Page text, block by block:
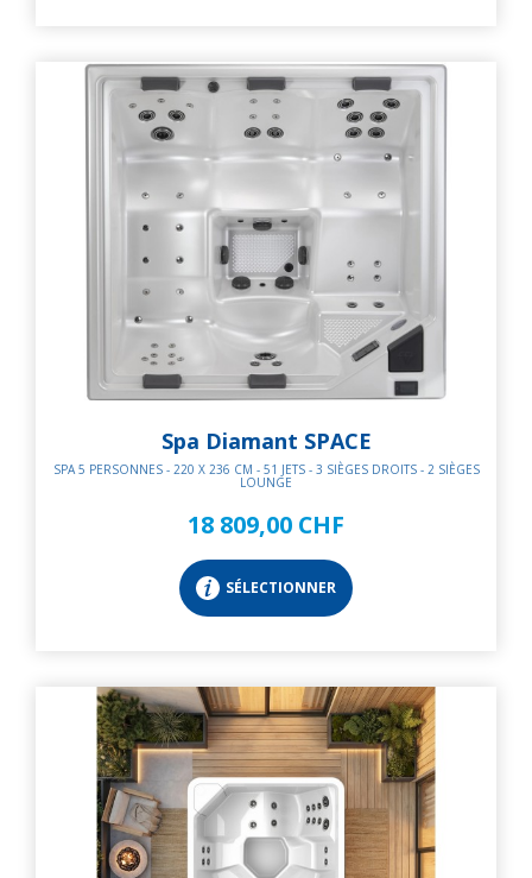
Spa Diamant SPACE
SPA 5 PERSONNES - 220 X 236 CM - 51 JETS - 3 SIÈGES DROITS - 2 SIÈGES
LOUNGE
18 809,00 CHF
SÉLECTIONNER